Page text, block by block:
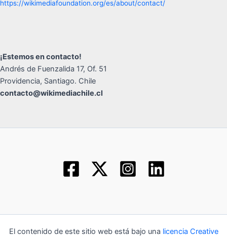
https://wikimediafoundation.org/es/about/contact/
¡Estemos en contacto!
Andrés de Fuenzalida 17, Of. 51
Providencia, Santiago. Chile
contacto@wikimediachile.cl
El contenido de este sitio web está bajo una licencia Creative